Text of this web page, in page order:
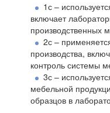
1с –
включает
производственных
2с –
производства,
контроль системы
3с –
мебельной
образцов в